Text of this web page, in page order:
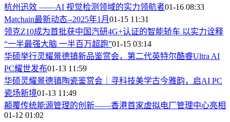
杭州迅效 ——AI 视觉检测领域的实力领航者01-16 08:33
Matchain最新动态--2025年1月 01-15 11:31
领克Z10成为首批获中国汽研4G+认证的智能轿车 以实力诠释
“一半最强大脑 一半百万超跑”01-15 03:14
华硕举行灵耀景德镇新品鉴赏会，第二代英特尔酷睿Ultra AI
PC耀世发布01-13 11:59
华硕灵耀景德镇陶瓷鉴赏会｜寻科技美学古今雅韵，启AI PC
瓷场新境01-13 11:49
颠覆传统能源管理的创新——香港首家虚拟电厂管理中心亮相
01-12 01:02